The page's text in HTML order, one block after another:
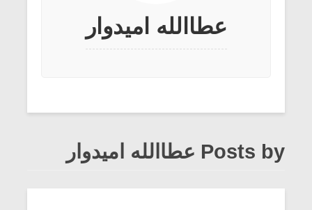
عطاالله امیدوار
Posts by عطاالله امیدوار